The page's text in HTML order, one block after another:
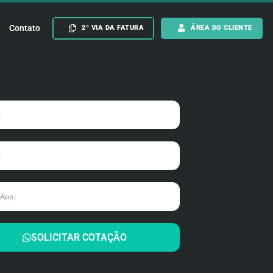
Contato 2º VIA DA FATURA ÁREA DO CLIENTE
SOLICITAR COTAÇÃO